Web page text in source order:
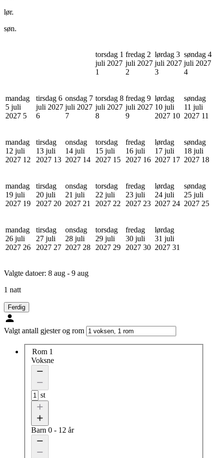
lør.
søn.
torsdag 1
juli 2027
1
fredag 2
juli 2027
2
lørdag 3
juli 2027
3
søndag 4
juli 2027
4
mandag
5 juli
2027 5
tirsdag 6
juli 2027
6
onsdag 7
juli 2027
7
torsdag 8
juli 2027
8
fredag 9
juli 2027
9
lørdag
10 juli
2027 10
søndag
11 juli
2027 11
mandag
12 juli
2027 12
tirsdag
13 juli
2027 13
onsdag
14 juli
2027 14
torsdag
15 juli
2027 15
fredag
16 juli
2027 16
lørdag
17 juli
2027 17
søndag
18 juli
2027 18
mandag
19 juli
2027 19
tirsdag
20 juli
2027 20
onsdag
21 juli
2027 21
torsdag
22 juli
2027 22
fredag
23 juli
2027 23
lørdag
24 juli
2027 24
søndag
25 juli
2027 25
mandag
26 juli
2027 26
tirsdag
27 juli
2027 27
onsdag
28 juli
2027 28
torsdag
29 juli
2027 29
fredag
30 juli
2027 30
lørdag
31 juli
2027 31
Valgte datoer: 8 aug - 9 aug
1 natt
Ferdig
Valgt antall gjester og rom
Rom 1
Voksne
st
Barn 0 - 12 år